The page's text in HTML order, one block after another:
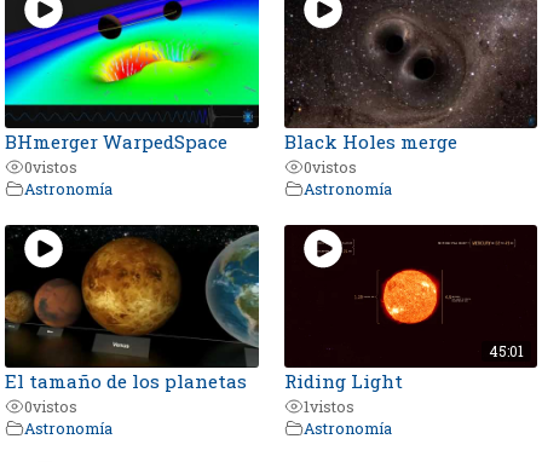
BHmerger WarpedSpace
0vistos
Astronomía
Black Holes merge
0vistos
Astronomía
El tamaño de los planetas
0vistos
Astronomía
45:01
Riding Light
1vistos
Astronomía